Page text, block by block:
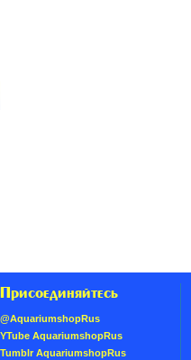
Присоединяйтесь
@AquariumshopRus
YTube AquariumshopRus
Tumblr AquariumshopRus